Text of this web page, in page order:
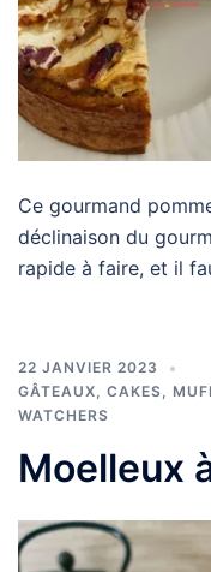
Ce gourmand
déclinaison du
rapide à faire, et il
22 JANVIER 2023
GÂTEAUX, CAKES,
WATCHERS
Moelleux